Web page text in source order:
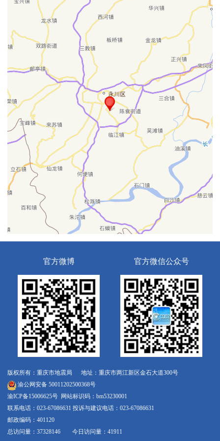
官方微博 官方微信公众号
版权所有：重庆市地震局 地址：重庆市两江新区金石大道300号
渝公网安备 50011202500368号
渝ICP备15006625号 网站标识码：bm53230001
联系电话：023-67086631 投诉与建议电话：023-67086631
邮政编码：401120
总访问量：37328146 今日访问量：41911